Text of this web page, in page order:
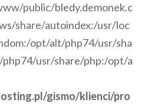
public/bledy.demonek.c
share/autoindex:/usr/loc
opt/alt/php74/usr/sha
usr/share/php:/opt/a
gismo/klienci/pro